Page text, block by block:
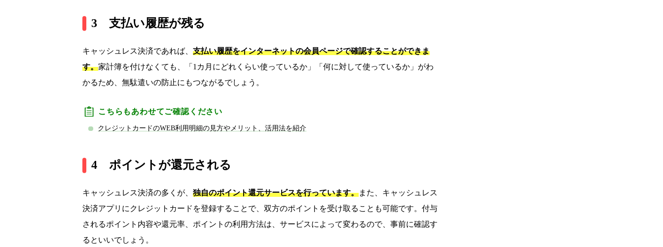
3 支払い履歴が残る
キャッシュレス決済であれば、 支払い履歴をインターネットの会員ページで確認することができま
す。家計簿を付けなくても、「1カ月にどれくらい使っているか」「何に対して使っているか」がわ
かるため、無駄遣いの防止にもつながるでしょう。
こちらもあわせてご確認ください
クレジットカードのWEB利用明細の見方やメリット、活用法を紹介
4 ポイントが還元される
キャッシュレス決済の多くが、 独自のポイント還元サービスを行っています。また、キャッシュレス
決済アプリにクレジットカードを登録することで、双方のポイントを受け取ることも可能です。付与
されるポイント内容や還元率、ポイントの利用方法は、サービスによって変わるので、事前に確認す
るといいでしょう。